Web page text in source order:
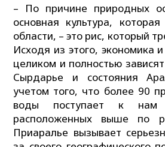
– По причине природных
основная культура, которая
области, – это рис, который
Исходя из этого, экономика
целиком и полностью
Сырдарье и состояния
учетом того, что более 90
воды поступает к нам
расположенных выше по
Приаралье вызывает